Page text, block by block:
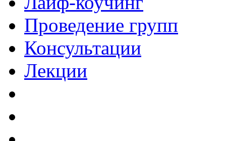
Проведение групп
Консультации
Лекции